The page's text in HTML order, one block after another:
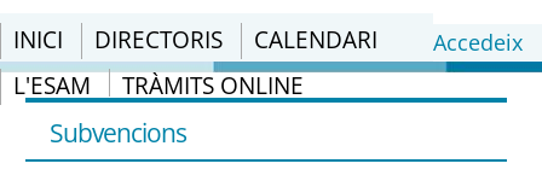
INICI DIRECTORIS
CALENDARI
L'ESAM
TRÀMITS ONLINE
Accedeix
Totes les subvencions - eSAM
Subvencions